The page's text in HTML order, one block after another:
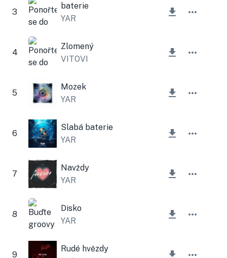
3
baterie
YAR
4
Zlomený
VITOVI
5
Mozek
YAR
6
Slabá baterie
YAR
7
Navždy
YAR
8
Disko
YAR
9
Rudé hvězdy